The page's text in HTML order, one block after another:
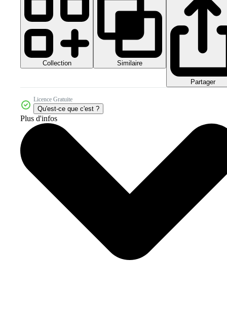
Collection Similaire
Partager
Licence Gratuite
Qu'est-ce que c'est ?
Plus d'infos